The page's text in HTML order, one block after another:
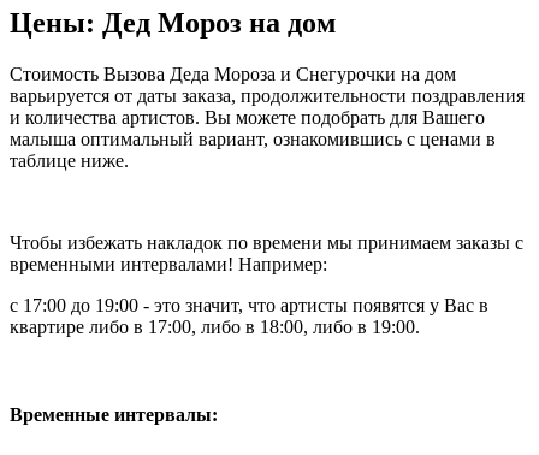
Цены: Дед Мороз на дом
Стоимость Вызова Деда Мороза и Снегурочки на дом
варьируется от даты заказа, продолжительности поздравления
и количества артистов. Вы можете подобрать для Вашего
малыша оптимальный вариант, ознакомившись с ценами в
таблице ниже.
Чтобы избежать накладок по времени мы принимаем заказы с
временными интервалами! Например:
с 17:00 до 19:00 - это значит, что артисты появятся у Вас в
квартире либо в 17:00, либо в 18:00, либо в 19:00.
Временные интервалы: